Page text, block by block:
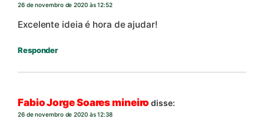
26 de novembro de 2020 às 12:52
Excelente ideia é hora de ajudar!
Responder
Fabio Jorge Soares mineiro disse:
26 de novembro de 2020 às 12:38